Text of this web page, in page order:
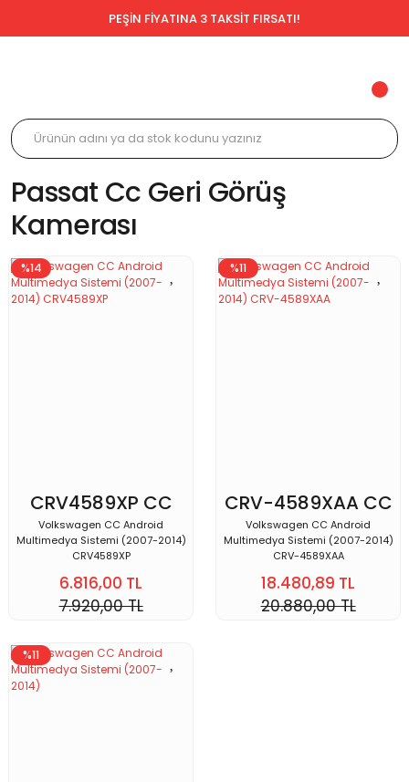
PEŞİN FİYATINA 3 TAKSİT FIRSATI!
Passat Cc Geri Görüş
Kamerası
%14
CRV4589XP CC
Volkswagen CC Android
Multimedya Sistemi (2007-2014)
CRV4589XP
6.816,00 TL
7.920,00 TL
%11
CRV-4589XAA CC
Volkswagen CC Android
Multimedya Sistemi (2007-2014)
CRV-4589XAA
18.480,89 TL
20.880,00 TL
%11